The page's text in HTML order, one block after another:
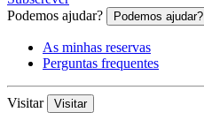
Podemos ajudar?
Podemos ajudar?
As minhas reservas
Perguntas frequentes
Visitar Visitar